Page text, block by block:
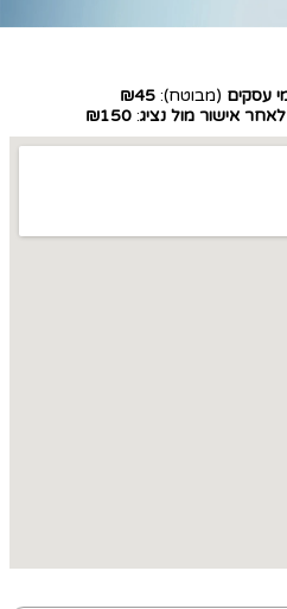
(מבוטח): ₪45
לאחר אישור מול נציג:
₪150